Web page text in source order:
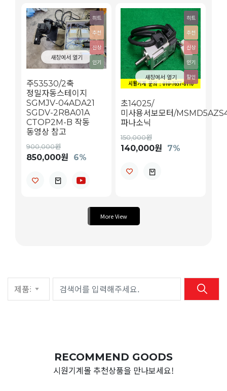
새창에서 열기
히트
추천
신상
인기
주53530/2축
정밀자동스테이지
SGMJV-04ADA21
SGDV-2R8A01A
CTOP2M-B 작동
동영상 참고
900,000원
850,000원 6%
새창에서 열기
히트
추천
신상
인기
할인
초14025/
미사용서보모터/
파나소닉
150,000원
140,000원 7%
More View
RECOMMEND GOODS
시원기계몰 추천상품을 만나보세요!